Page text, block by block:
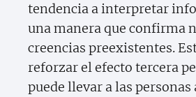
tendencia a interpretar
una manera que confirma
creencias preexistentes.
reforzar el efecto tercera
puede llevar a las